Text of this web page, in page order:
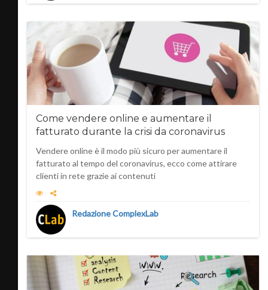
Come vendere online e aumentare il
fatturato durante la crisi da coronavirus
Vendere online è il modo più sicuro per aumentare il
fatturato al tempo del coronavirus, ecco come attirare
clienti in rete grazie ai contenuti
Redazione ComplexLab